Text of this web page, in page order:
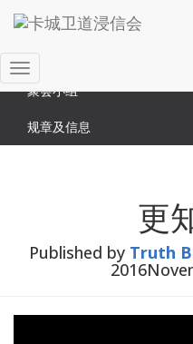
关于我们
時間安排
聚会小组
规章及信息
Toggle
Navigation
更
Published by Truth
2016